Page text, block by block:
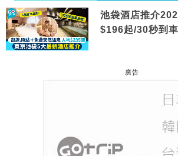
池袋酒店推介
$196起/30秒到
廣告